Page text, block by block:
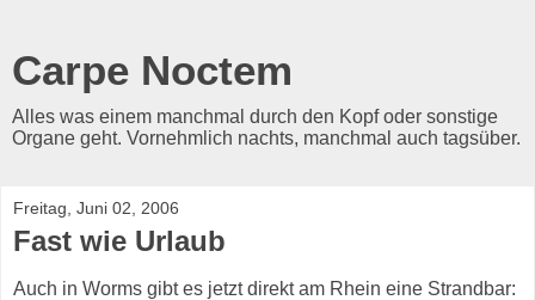
Carpe Noctem
Alles was einem manchmal durch den Kopf oder sonstige
Organe geht. Vornehmlich nachts, manchmal auch tagsüber.
Freitag, Juni 02, 2006
Fast wie Urlaub
Auch in Worms gibt es jetzt direkt am Rhein eine Strandbar: